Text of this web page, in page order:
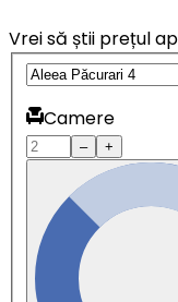
Vrei să știi prețul
Camere
– +